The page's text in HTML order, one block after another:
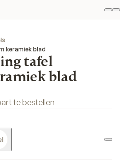
keramiek blad
tafel
blad
te bestellen